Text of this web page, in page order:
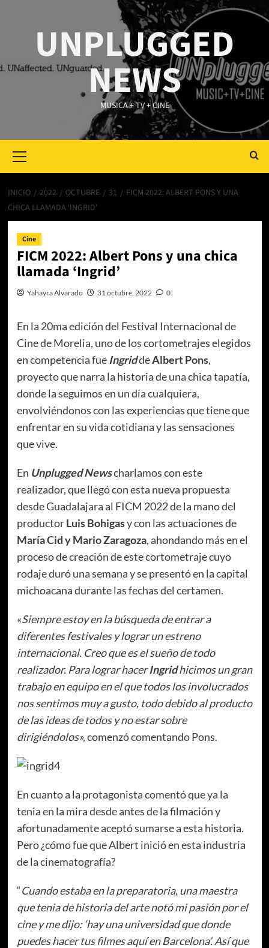
UNPLUGGED
NEWS
MUSICA + TV + CINE
Menu
INICIO 2022 OCTUBRE 31
FICM 2022: ALBERT PONS Y UNA
CHICA LLAMADA ‘INGRID’
Cine
FICM 2022: Albert Pons y una chica
llamada ‘Ingrid’
Yahayra Alvarado 31 octubre, 2022 0
En la 20ma edición del Festival Internacional de
Cine de Morelia, uno de los cortometrajes elegidos
en competencia fue IngriddeAlbert Pons,
proyecto que narra la historia de una chica tapatía,
donde la seguimos en un día cualquiera,
envolviéndonos con las experiencias que tiene que
enfrentar en su vida cotidiana y las sensaciones
que vive.
En Unplugged Newscharlamos con este
realizador, que llegó con esta nueva propuesta
desde Guadalajara al FICM 2022 de la mano del
productorLuis Bohigasy con las actuaciones de
María Cid y Mario Zaragoza, ahondando más en el
proceso de creación de este cortometraje cuyo
rodaje duró una semana y se presentó en la capital
michoacana durante las fechas del certamen.
«Siempre estoy en la búsqueda de entrar a
diferentes festivales y lograr un estreno
internacional. Creo que es el sueño de todo
realizador. Para lograr hacerIngridhicimos un gran
trabajo en equipo en el que todos los involucrados
nos sentimos muy a gusto, todo debido al producto
de las ideas de todos y no estar sobre
dirigiéndolos»,comenzó comentando Pons.
En cuanto a la protagonista comentó que ya la
tenia en la mira desde antes de la filmación y
afortunadamente aceptó sumarse a esta historia.
Pero ¿cómo fue que Albert inició en esta industria
de la cinematografía?
“Cuando estaba en la preparatoria, una maestra
que tenia de historia del arte notó mi pasión por el
cine y me dijo: ‘hay una universidad que donde
puedes hacer tus filmes aquí en Barcelona’. Así que